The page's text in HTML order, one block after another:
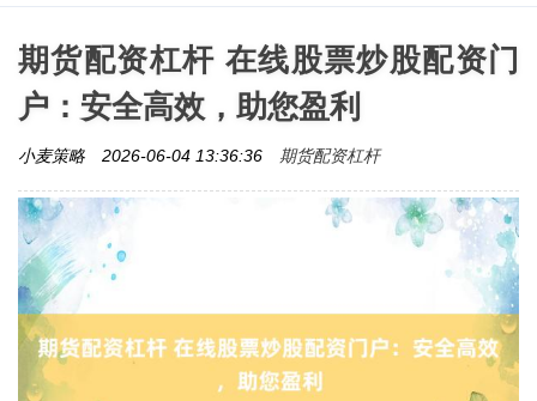
期货配资杠杆 在线股票炒股配资门
户：安全高效，助您盈利
小麦策略 2026-06-04 13:36:36 期货配资杠杆